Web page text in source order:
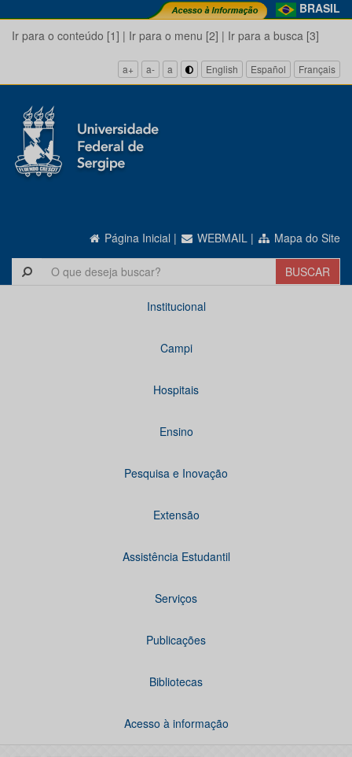
BRASIL
Ir para o conteúdo [1] | Ir para o menu [2] | Ir para a busca [3]
a+ a- a English Español Français
Página Inicial | WEBMAIL | Mapa do Site
Institucional
Campi
Hospitais
Ensino
Pesquisa e Inovação
Extensão
Assistência Estudantil
Serviços
Publicações
Bibliotecas
Acesso à informação